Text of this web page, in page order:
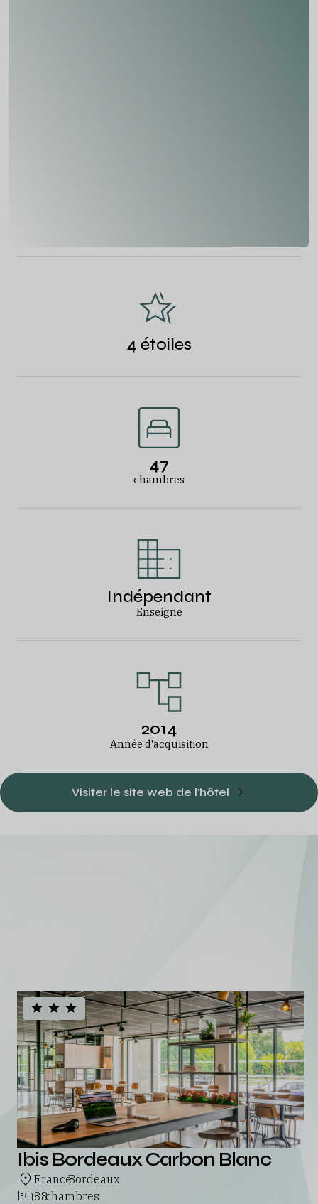
4 étoiles
47
chambres
Indépendant
Enseigne
2014
Année d'acquisition
Visiter le site web de l'hôtel
Ibis Bordeaux Carbon Blanc
France
,
Bordeaux
88chambres